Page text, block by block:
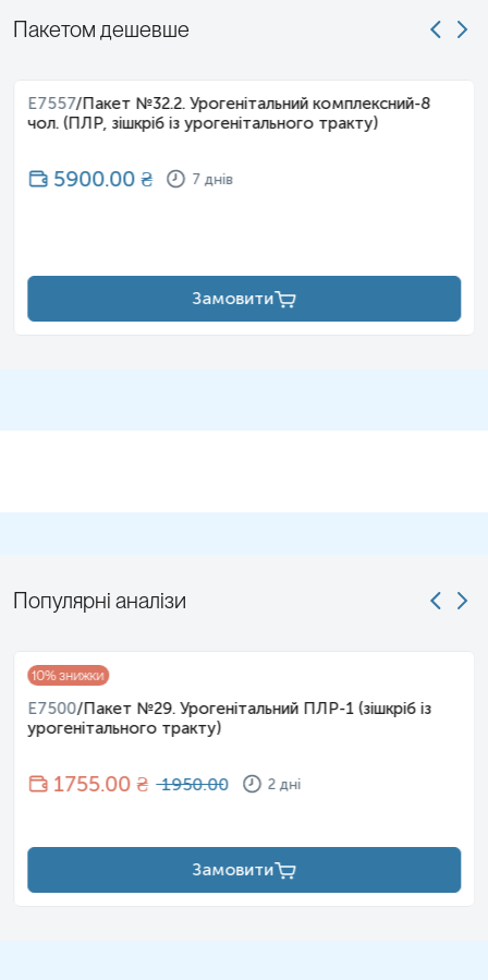
Пакетом дешевше
E7557/Пакет №32.2. Урогенітальний комплексний-8
чол. (ПЛР, зішкріб із урогенітального тракту)
5900.00₴ 7 днів
Замовити
Популярні аналізи
10% знижки
E7500/Пакет №29. Урогенітальний ПЛР-1 (зішкріб із
урогенітального тракту)
1755.00 ₴ 1950.00 2 дні
Замовити